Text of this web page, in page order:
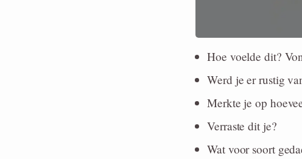
Hoe voelde dit?
Werd je er rustig
Merkte je op
Verraste dit je?
Wat voor soort